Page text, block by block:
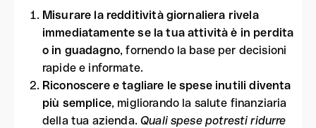
Misurare la redditività giornaliera rivela
immediatamente se la tua attività è in perdita
o in guadagno, fornendo la base per decisioni
rapide e informate.
Riconoscere e tagliare le spese inutili diventa
più semplice, migliorando la salute finanziaria
della tua azienda.Quali spese potresti ridurre